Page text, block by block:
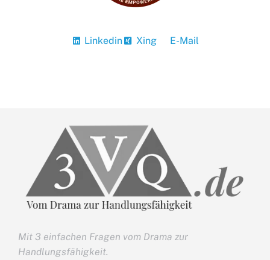
Linkedin Xing E-Mail
Mit 3 einfachen Fragen vom Drama zur
Handlungsfähigkeit.